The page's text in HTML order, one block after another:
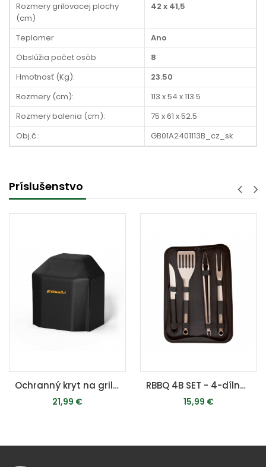
Rozmery grilovacej plochy
(cm)
42 x 41,5
Teplomer
Ano
Obslúžia počet osôb
8
Hmotnosť (Kg):
23.50
Rozmery (cm):
113 x 54 x 113.5
Rozmery balenia (cm):
75 x 61 x 52.5
Obj.č.:
GB01A2401113B_cz_sk
Príslušenstvo
Ochranný kryt na gril M - pre RGG 21 / RCG 60 / RCG 61
21,99 €
RBBQ 4B SET - 4-dílná prémiová nerezová sada grilovacího nářadí
15,99 €